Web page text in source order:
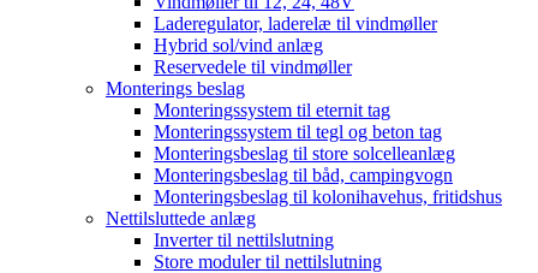
Laderegulator, laderelæ til vindmøller
Hybrid sol/vind anlæg
Reservedele til vindmøller
Monterings beslag
Monteringssystem til eternit tag
Monteringssystem til tegl og beton tag
Monteringsbeslag til store solcelleanlæg
Monteringsbeslag til båd, campingvogn
Monteringsbeslag til kolonihavehus, fritidshus
Nettilsluttede anlæg
Inverter til nettilslutning
Store moduler til nettilslutning